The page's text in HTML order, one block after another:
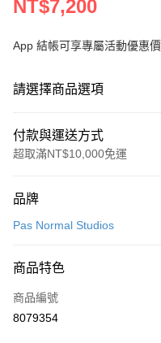
NT$7,200
App 結帳可享專屬活動優惠價
請選擇商品選項
付款與運送方式
超取滿NT$10,000免運
信用卡一次付款
LINE Pay
Apple Pay
品牌
Pas Normal Studios
商品特色
商品編號
8079354